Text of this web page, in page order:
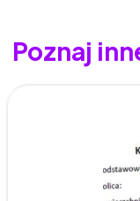
Poznaj